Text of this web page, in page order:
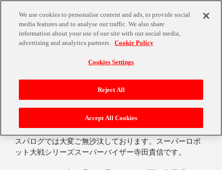
スーパーロボット大戦、３３回目の誕生日
スパログでは大変ご無沙汰しております。スーパーロボ
ット大戦シリーズスーパーバイザー寺田貴信です。
We use cookies to personalise content and ads, to provide social
media features and to analyse our traffic. We also share
information about your use of our site with our social media,
advertising and analytics partners. Cookie Policy
Cookies Settings
Reject All
Accept All Cookies